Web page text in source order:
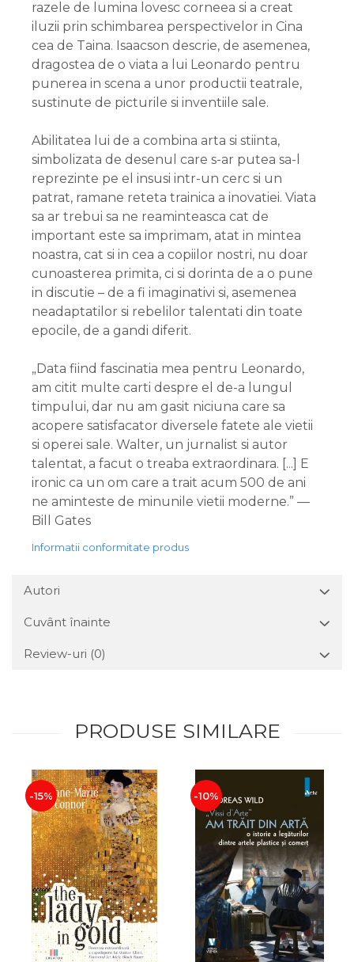
razele de lumina lovesc corneea si a creat
iluzii prin schimbarea perspectivelor in Cina
cea de Taina. Isaacson descrie, de asemenea,
dragostea de o viata a lui Leonardo pentru
punerea in scena a unor productii teatrale,
sustinute de picturile si inventiile sale.
Abilitatea lui de a combina arta si stiinta,
simbolizata de desenul care s-ar putea sa-l
reprezinte pe el insusi intr-un cerc si un
patrat, ramane reteta trainica a inovatiei. Viata
sa ar trebui sa ne reaminteasca cat de
important este sa imprimam, atat in mintea
noastra, cat si in cea a copiilor nostri, nu doar
cunoasterea primita, ci si dorinta de a o pune
in discutie – de a fi imaginativi si, asemenea
neadaptatilor si rebelilor talentati din toate
epocile, de a gandi diferit.
„Data fiind fascinatia mea pentru Leonardo,
am citit multe carti despre el de-a lungul
timpului, dar nu am gasit niciuna care sa
acopere satisfacator diversele fatete ale vietii
si operei sale. Walter, un jurnalist si autor
talentat, a facut o treaba extraordinara. [...] E
ironic ca un om care a trait acum 500 de ani
ne aminteste de minunile vietii moderne.” —
Bill Gates
Informatii conformitate produs
Autori
Cuvânt înainte
Review-uri (0)
PRODUSE SIMILARE
-15% -10%